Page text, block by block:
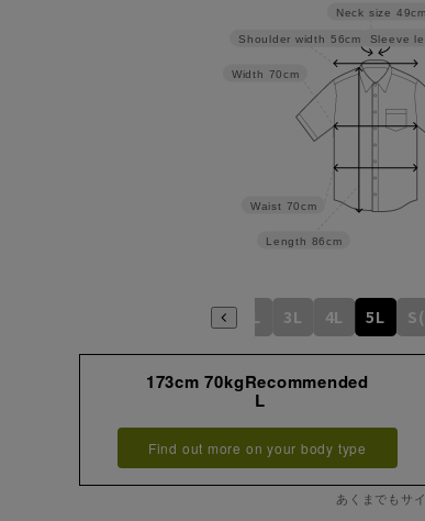
Sleeve
Neck size 49cm
Length 86cm
Waist 70cm
Width 70cm
Shoulder width 56cm
LL 3L 4L 5L
173cm 70kgRecommended
L
Find out more on your body type
あくまでもサ